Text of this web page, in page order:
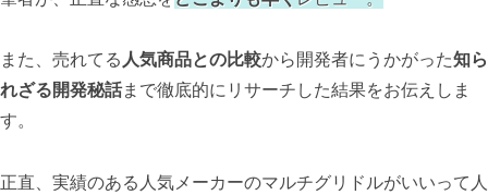
また、売れてる 人気商品との比較から開発者にうかがった知ら
れざる開発秘話まで徹底的にリサーチした結果をお伝えしま
す。
正直、実績のある人気メーカーのマルチグリドルがいいって人